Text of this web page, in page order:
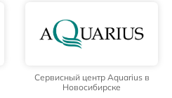
Сервисный центр Aquarius в
Новосибирске